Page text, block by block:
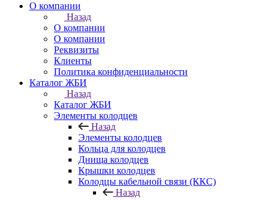
О компании
Назад
О компании
О компании
Реквизиты
Клиенты
Политика конфиденциальности
Каталог ЖБИ
Назад
Каталог ЖБИ
Элементы колодцев
Назад
Элементы колодцев
Кольца для колодцев
Днища колодцев
Крышки колодцев
Колодцы кабельной связи (ККС)
Назад